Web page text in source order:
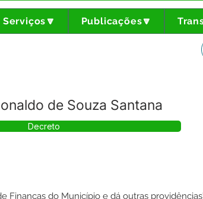
Serviços🔽 Publicações🔽
de Souza Santana
Decreto
Finanças do Município e dá outras